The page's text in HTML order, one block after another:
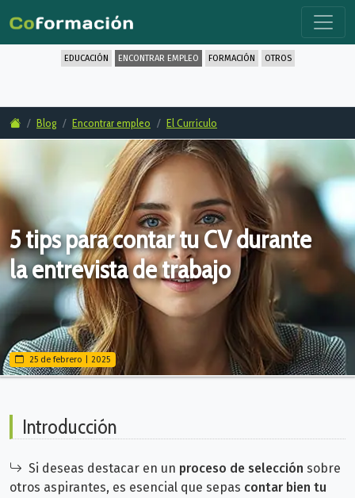
EDUCACIÓN ENCONTRAR EMPLEO FORMACIÓN OTROS
Blog Encontrar empleo El Currículo
5 tips para contar tu CV durante
la entrevista de trabajo
25 de febrero | 2025
Introducción
Si deseas destacar en un proceso de selección sobre
otros aspirantes, es esencial que sepas contar bien tu